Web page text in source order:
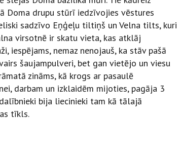
Doma drupu stūrī iedzīvojies vēstures
sadzīvo Eņģeļu tiltiņš un Velna tilts, kuri
virsotnē ir skatu vieta, kas atklāj
iespējams, nemaz nenojauš, ka stāv pašā
šaujampulveri, bet gan vietējo un viesu
zināms, kā krogs ar pasaulē
un izklaidēm mijoties, pagāja 3
bija liecinieki tam kā tālajā
tīkls.